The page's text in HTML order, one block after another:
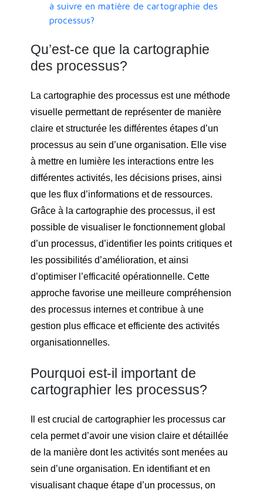
à suivre en matière de cartographie des
processus?
Qu’est-ce que la cartographie
des processus?
La cartographie des processus est une méthode
visuelle permettant de représenter de manière
claire et structurée les différentes étapes d’un
processus au sein d’une organisation. Elle vise
à mettre en lumière les interactions entre les
différentes activités, les décisions prises, ainsi
que les flux d’informations et de ressources.
Grâce à la cartographie des processus, il est
possible de visualiser le fonctionnement global
d’un processus, d’identifier les points critiques et
les possibilités d’amélioration, et ainsi
d’optimiser l’efficacité opérationnelle. Cette
approche favorise une meilleure compréhension
des processus internes et contribue à une
gestion plus efficace et efficiente des activités
organisationnelles.
Pourquoi est-il important de
cartographier les processus?
Il est crucial de cartographier les processus car
cela permet d’avoir une vision claire et détaillée
de la manière dont les activités sont menées au
sein d’une organisation. En identifiant et en
visualisant chaque étape d’un processus, on